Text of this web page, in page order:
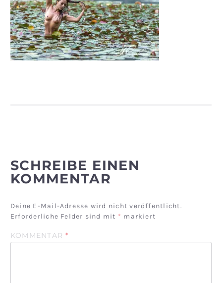
SCHREIBE EINEN
KOMMENTAR
Deine E-Mail-Adresse wird nicht veröffentlicht.
Erforderliche Felder sind mit * markiert
KOMMENTAR*